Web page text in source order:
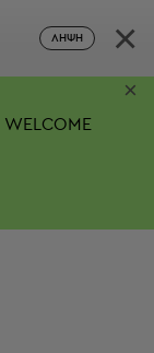
ΛΉΨΗ ×
WELCOME
×